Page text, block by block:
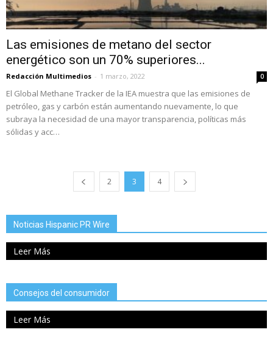
Las emisiones de metano del sector
energético son un 70% superiores...
Redacción Multimedios - 1 marzo, 2022 0
El Global Methane Tracker de la IEA muestra que las emisiones de
petróleo, gas y carbón están aumentando nuevamente, lo que
subraya la necesidad de una mayor transparencia, políticas más
sólidas y acc…
2 3 4
Noticias Hispanic PR Wire
Leer Más
Consejos del consumidor
Leer Más